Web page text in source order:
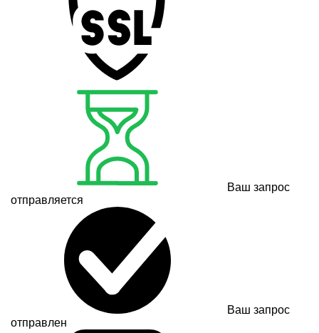
Ваш запрос
отправляется
Ваш запрос
отправлен